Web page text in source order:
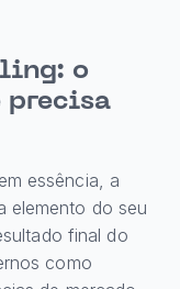
o
precisa
essência, a
elemento do seu
final do
como